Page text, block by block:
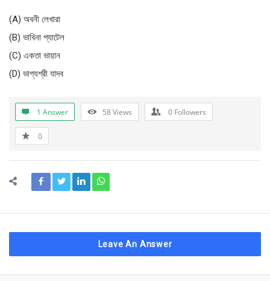
(A) অবনী লেখারা
(B) ভাবিনা প্যাটেল
(C) একতা ভায়ান
(D) ভাগ্যশ্রী যাদব
1 Answer 58Views 0 Followers
0
Leave An Answer